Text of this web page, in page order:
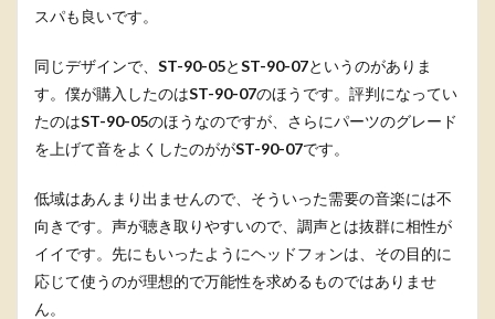
スパも良いです。
同じデザインで、 ST-90-05とST-90-07というのがありま
す。僕が購入したのはST-90-07のほうです。評判になってい
たのはST-90-05のほうなのですが、さらにパーツのグレード
を上げて音をよくしたのががST-90-07です。
低域はあんまり出ませんので、そういった需要の音楽には不
向きです。声が聴き取りやすいので、調声とは抜群に相性が
イイです。先にもいったようにヘッドフォンは、その目的に
応じて使うのが理想的で万能性を求めるものではありませ
ん。